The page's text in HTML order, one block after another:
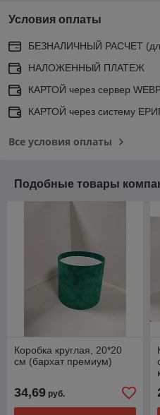
Условия оплаты
БЕЗНАЛИЧНЫЙ РАСЧЕТ
НАЛОЖЕННЫЙ ПЛАТЕЖ
КАРТОЙ через сервер
КАРТОЙ через систему
Все условия оплаты
Подобные товары
Коробка круглая, 20*20
см (бархат премиум)
34,69 руб.